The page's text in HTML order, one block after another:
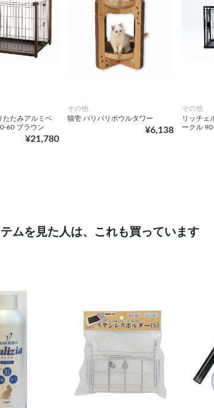
たたみアルミペ
60 ブラウン
¥21,780
その他
猫壱 バリバリボウルタワー
¥6,138
その他
リッチェ
ークル
ムを見た人は、これも買っています